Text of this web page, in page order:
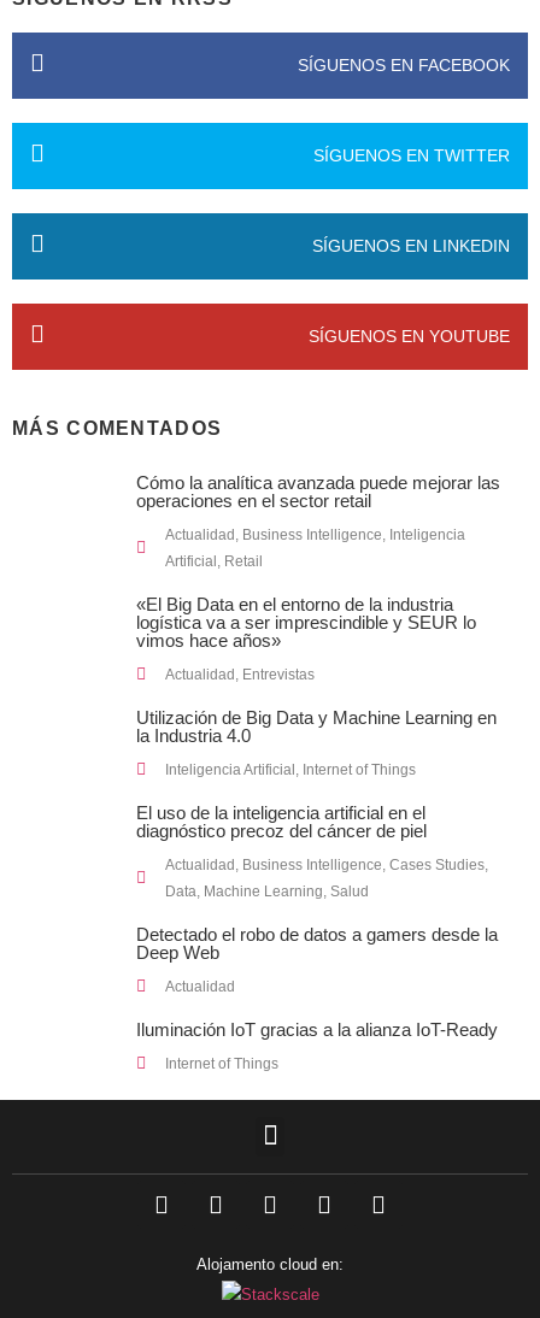
SÍGUENOS EN FACEBOOK
SÍGUENOS EN TWITTER
SÍGUENOS EN LINKEDIN
SÍGUENOS EN YOUTUBE
MÁS COMENTADOS
Cómo la analítica avanzada puede mejorar las
operaciones en el sector retail
Actualidad Business Intelligence Inteligencia
Artificial Retail
«El Big Data en el entorno de la industria
logística va a ser imprescindible y SEUR lo
vimos hace años»
Actualidad Entrevistas
Utilización de Big Data y Machine Learning en
la Industria 4.0
Inteligencia Artificial, Internet of Things
El uso de la inteligencia artificial en el
diagnóstico precoz del cáncer de piel
Actualidad , Business Intelligence, Cases Studies,
Data, Machine Learning, Salud
Detectado el robo de datos a gamers desde la
Deep Web
Actualidad
Iluminación IoT gracias a la alianza IoT-Ready
Internet of Things
a
i
k
e
d
w
t
e
n
t
o
Alojamento cloud en: